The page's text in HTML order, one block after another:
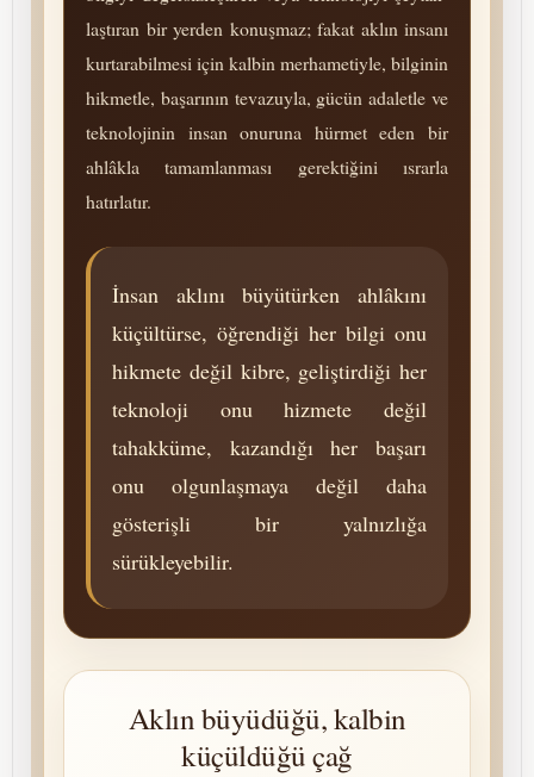
laş­tıran bir yerden konuşmaz; fakat aklın insanı
kurtarabilmesi için kalbin merhametiyle, bilginin
hikmetle, başarının tevazuyla, gücün adaletle ve
tek­no­lo­jinin insan onuruna hürmet eden bir
ahlâkla tamamlanması gerektiğini ısrarla
hatırlatır.
İnsan aklını büyütürken ahlâkını
küçültürse, öğrendiği her bilgi onu
hikmete değil kibre, geliştirdiği her
tek­no­lo­ji onu hizmete değil
tahakküme, kazandığı her başarı
onu ol­gun­laş­maya değil daha
gösterişli bir yalnızlığa
sürükleyebilir.
Aklın büyüdüğü, kalbin
küçüldüğü çağ